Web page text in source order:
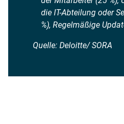
die IT-Abteilung oder
%), Regelmäßige
Quelle: Deloitte/ SORA